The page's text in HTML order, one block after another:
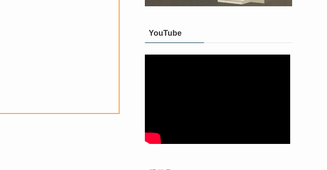
YouTube